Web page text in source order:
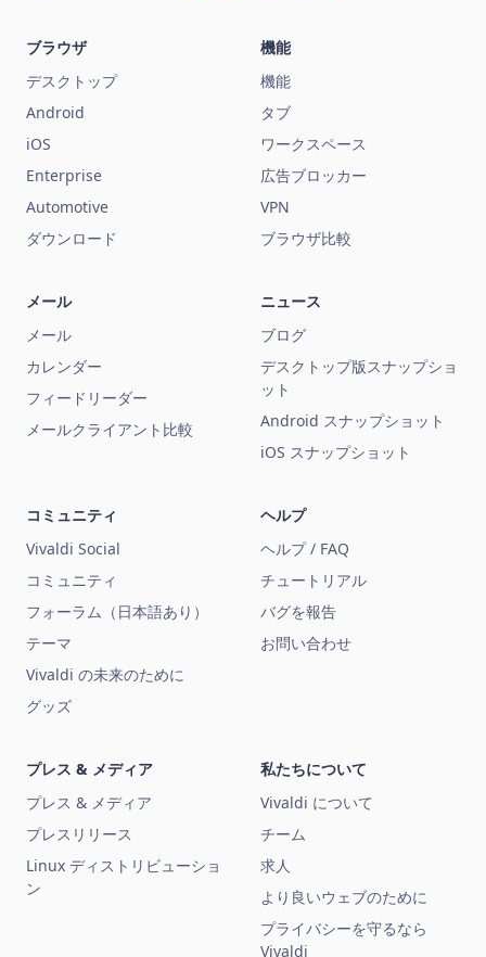
ブラウザ
デスクトップ
Android
iOS
Enterprise
Automotive
ダウンロード
機能
機能
タブ
ワークスペース
広告ブロッカー
VPN
ブラウザ比較
メール
メール
カレンダー
フィードリーダー
メールクライアント比較
ニュース
ブログ
デスクトップ版スナップショ
ット
Android スナップショット
iOS スナップショット
コミュニティ
Vivaldi Social
コミュニティ
フォーラム（日本語あり）
テーマ
Vivaldi の未来のために
グッズ
ヘルプ
ヘルプ / FAQ
チュートリアル
バグを報告
お問い合わせ
プレス & メディア
プレス & メディア
プレスリリース
Linux ディストリビューショ
ン
私たちについて
Vivaldi について
チーム
求人
より良いウェブのために
プライバシーを守るなら
Vivaldi